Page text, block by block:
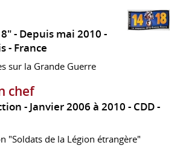
Depuis mai 2010
France
sur la Grande Guerre
chef
Janvier 2006 à 2010 CDD
"Soldats de la Légion étrangère"